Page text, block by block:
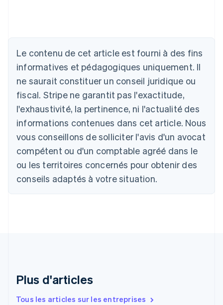
Le contenu de cet article est fourni à des fins
informatives et pédagogiques uniquement. Il
ne saurait constituer un conseil juridique ou
fiscal. Stripe ne garantit pas l'exactitude,
l'exhaustivité, la pertinence, ni l'actualité des
informations contenues dans cet article. Nous
vous conseillons de solliciter l'avis d'un avocat
compétent ou d'un comptable agréé dans le
ou les territoires concernés pour obtenir des
conseils adaptés à votre situation.
Plus d'articles
Tous les articles sur les entreprises
Allemagne
Deutsch
Australie
English
Autriche
Belgique
NederlandsFrançaisDeutschEnglish
Brésil
PortuguêsEnglish
Bulgarie
English
English Français
Chine continentale
English
Espagne